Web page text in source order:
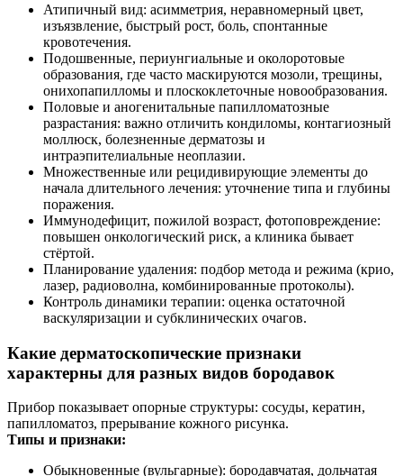
Атипичный вид: асимметрия, неравномерный цвет,
изъязвление, быстрый рост, боль, спонтанные
кровотечения.
Подошвенные, периунгиальные и околоротовые
образования, где часто маскируются мозоли, трещины,
онихопапилломы и плоскоклеточные новообразования.
Половые и аногенитальные папилломатозные
разрастания: важно отличить кондиломы, контагиозный
моллюск, болезненные дерматозы и
интраэпителиальные неоплазии.
Множественные или рецидивирующие элементы до
начала длительного лечения: уточнение типа и глубины
поражения.
Иммунодефицит, пожилой возраст, фотоповреждение:
повышен онкологический риск, а клиника бывает
стёртой.
Планирование удаления: подбор метода и режима (крио,
лазер, радиоволна, комбинированные протоколы).
Контроль динамики терапии: оценка остаточной
васкуляризации и субклинических очагов.
Какие дерматоскопические признаки
характерны для разных видов бородавок
Прибор показывает опорные структуры: сосуды, кератин,
папилломатоз, прерывание кожного рисунка.
Типы и признаки:
Обыкновенные (вульгарные): бородавчатая, дольчатая